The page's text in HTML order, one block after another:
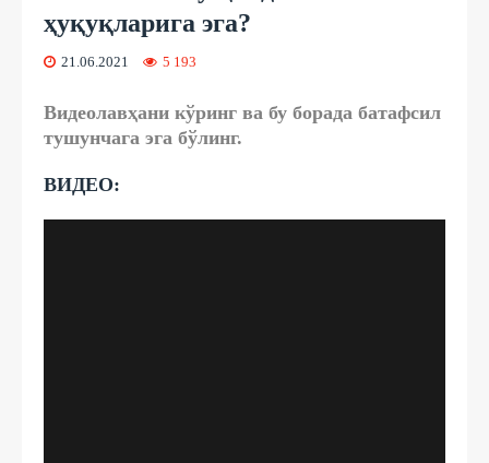
ҳуқуқларига эга?
21.06.2021 5 193
Видеолавҳани кўринг ва бу борада батафсил
тушунчага эга бўлинг.
ВИДЕО: